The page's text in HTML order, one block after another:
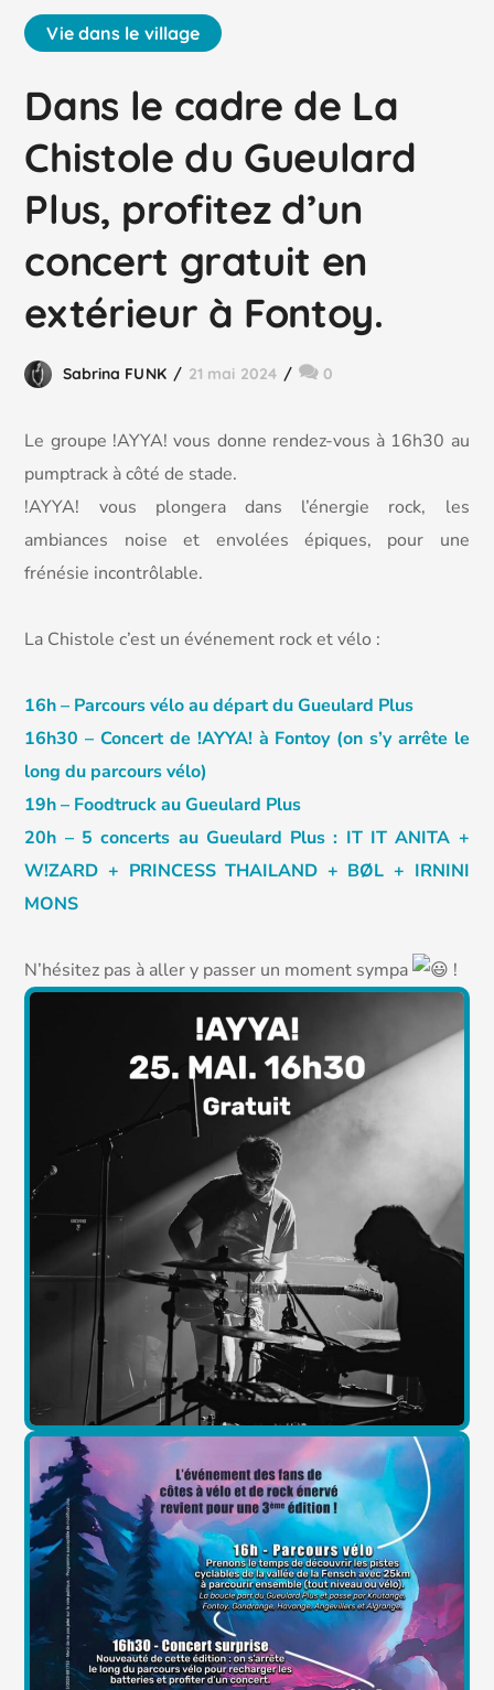
Vie dans le village
Dans le cadre de La
Chistole du Gueulard
Plus, profitez d’un
concert gratuit en
extérieur à Fontoy.
Sabrina FUNK 21 mai 2024 0
Le groupe !AYYA! vous donne rendez-vous à 16h30 au
pumptrack à côté de stade.
!AYYA! vous plongera dans l’énergie rock, les
ambiances noise et envolées épiques, pour une
frénésie incontrôlable.
La Chistole c’est un événement rock et vélo :
16h – Parcours vélo au départ du Gueulard Plus
16h30 – Concert de !AYYA! à Fontoy (on s’y arrête le
long du parcours vélo)
19h – Foodtruck au Gueulard Plus
20h – 5 concerts au Gueulard Plus : IT IT ANITA +
W!ZARD + PRINCESS THAILAND + BØL + IRNINI
MONS
N’hésitez pas à aller y passer un moment sympa !